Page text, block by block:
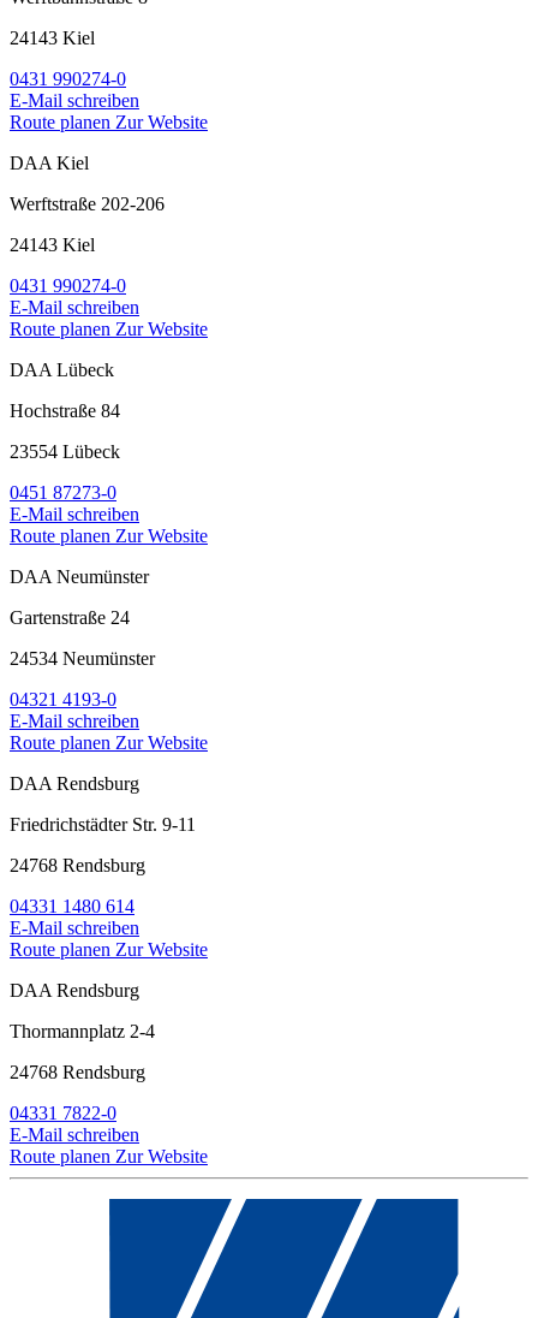
24143 Kiel
0431 990274-0
E-Mail schreiben
Route planen Zur Website
DAA Kiel
Werftstraße 202-206
24143 Kiel
0431 990274-0
E-Mail schreiben
Route planen Zur Website
DAA Lübeck
Hochstraße 84
23554 Lübeck
0451 87273-0
E-Mail schreiben
Route planen Zur Website
DAA Neumünster
Gartenstraße 24
24534 Neumünster
04321 4193-0
E-Mail schreiben
Route planen Zur Website
DAA Rendsburg
Friedrichstädter Str. 9-11
24768 Rendsburg
04331 1480 614
E-Mail schreiben
Route planen Zur Website
DAA Rendsburg
Thormannplatz 2-4
24768 Rendsburg
04331 7822-0
E-Mail schreiben
Route planen Zur Website